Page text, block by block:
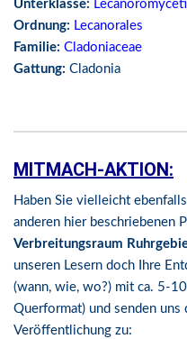
Unterklasse:
Ordnung: Lecanorales
Familie: Cladoniaceae
Gattung: Cladonia
MITMACH-AKTION:
Haben Sie vielleicht ebenfalls
anderen hier beschriebenen
Verbreitungsraum
unseren Lesern doch Ihre
(wann, wie, wo?) mit ca. 5-
Querformat) und senden uns
Veröffentlichung zu: